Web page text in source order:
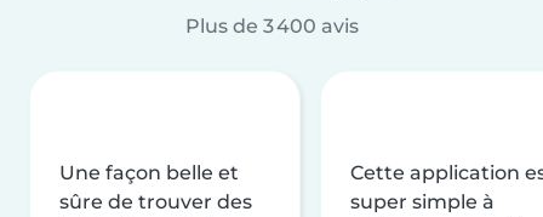
Plus de 3 400 avis
Une façon belle et
sûre de trouver des
Cette application
super simple à